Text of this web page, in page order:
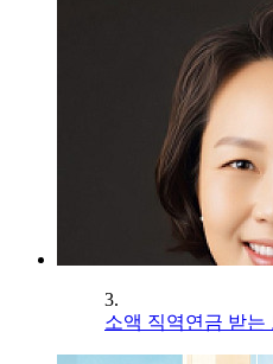
3.
소액 직역연금 받는